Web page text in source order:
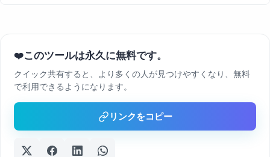
❤️このツールは永久に無料です。
クイック共有すると、より多くの人が見つけやすくなり、無料
で利用できるようになります。
リンクをコピー